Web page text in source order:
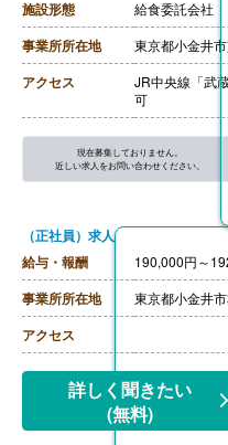
※マイカー通勤:
給）
【昇給】あり
【退職金】あり
施設形態 給食委託会社
事業所所在地 東京都小金井
アクセス
JR中央線「武
可
現在募集しておりません。
近しい求人をお問い合わせください。
（正社員）求人
給与・報酬
190,000円～
事業所所在地
アクセス
詳しく聞きたい
(無料)